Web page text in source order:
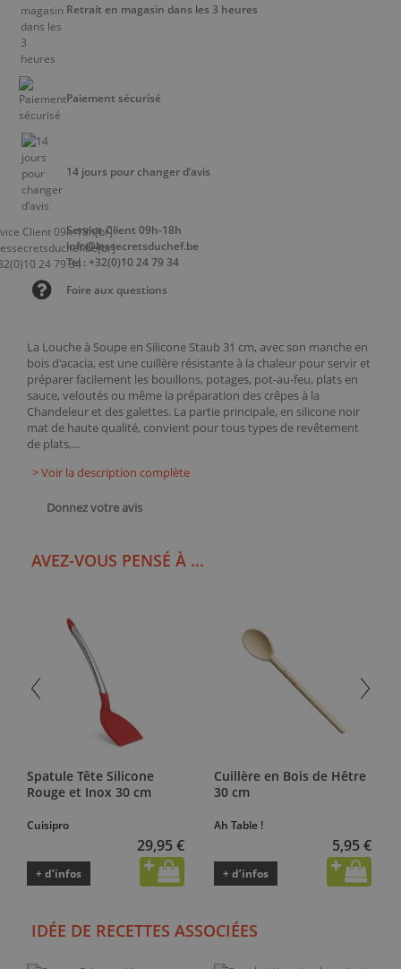
La Louche à Soupe en Silicone Staub 31 cm, avec son manche en
bois d'acacia, est une cuillère résistante à la chaleur pour servir et
préparer facilement les bouillons, potages, pot-au-feu, plats en
sauce, veloutés ou même la préparation des crêpes à la
Chandeleur et des galettes. La partie principale, en silicone noir
mat de haute qualité, convient pour tous types de revêtement
de plats,...
> Voir la description complète
Donnez votre avis
Retrait en magasin dans les 3 heures
Paiement sécurisé
14 jours pour changer d’avis
Service Client 09h-18h
info@lessecretsduchef.be
Tel : +32(0)10 24 79 34
Foire aux questions
AVEZ-VOUS PENSÉ À ...
Spatule Tête Silicone
Rouge et Inox 30 cm
Cuisipro
29,95 €
+ d’infos
Cuillère en Bois de Hêtre
30 cm
Ah Table !
5,95 €
+ d’infos
IDÉE DE RECETTES ASSOCIÉES